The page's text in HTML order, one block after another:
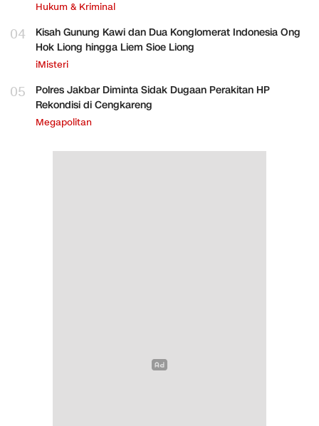
Hukum & Kriminal
04
Kisah Gunung Kawi dan Dua Konglomerat Indonesia Ong
Hok Liong hingga Liem Sioe Liong
iMisteri
05
Polres Jakbar Diminta Sidak Dugaan Perakitan HP
Rekondisi di Cengkareng
Megapolitan